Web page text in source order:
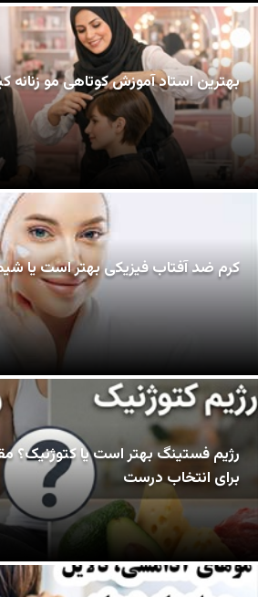
بهترین استاد آموزش کوتاهی مو
کرم ضد آفتاب فیزیکی بهتر است یا
رژیم فستینگ بهتر است یا کتوژنیک؟
برای انتخاب درست